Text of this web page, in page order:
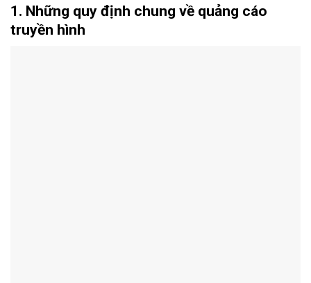
1. Những quy định chung về quảng cáo
truyền hình